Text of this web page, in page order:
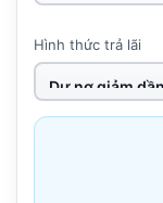
Hình thức trả lãi